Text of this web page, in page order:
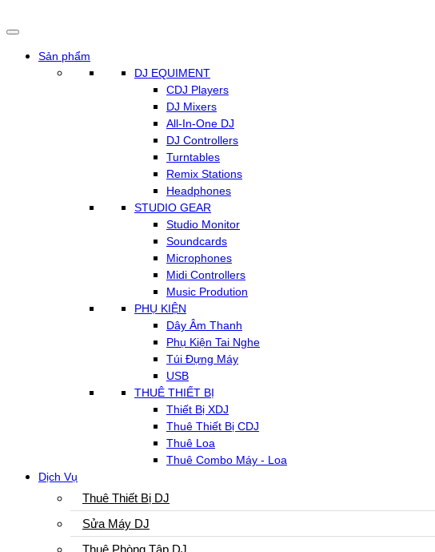
đến
dung
Sản phẩm
DJ EQUIMENT
CDJ Players
DJ Mixers
All-In-One DJ
DJ Controllers
Turntables
Remix Stations
Headphones
STUDIO GEAR
Studio Monitor
Soundcards
Microphones
Midi Controllers
Music Prodution
PHỤ KIỆN
Dây Âm Thanh
Phụ Kiện Tai Nghe
Túi Đựng Máy
USB
THUÊ THIẾT BỊ
Thiết Bị XDJ
Thuê Thiết Bị CDJ
Thuê Loa
Thuê Combo Máy - Loa
Dịch Vụ
Thuê Thiết Bị DJ
Sửa Máy DJ
Thuê Phòng Tập DJ